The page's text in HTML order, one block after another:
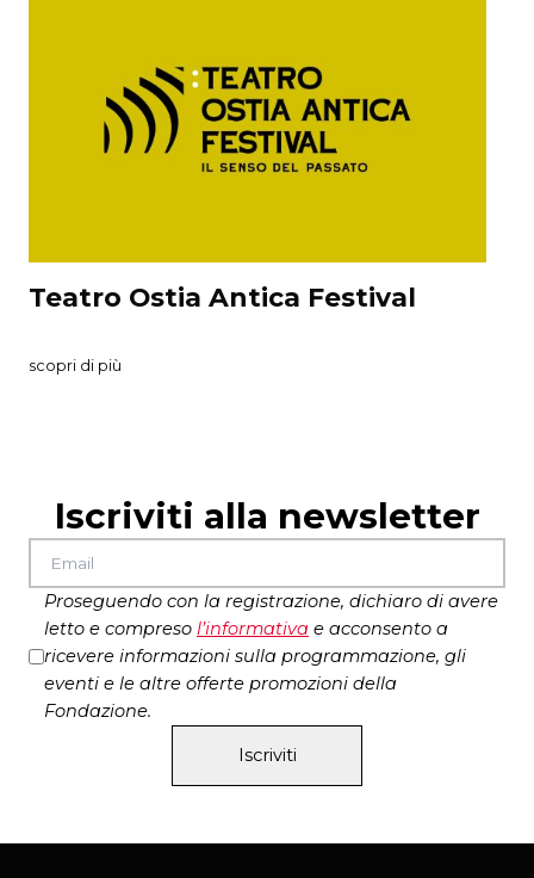
Teatro Ostia Antica Festival
scopri di più
Iscriviti alla newsletter
Proseguendo con la registrazione, dichiaro di avere
letto e compreso l’informativa e acconsento a
ricevere informazioni sulla programmazione, gli
eventi e le altre offerte promozioni della
Fondazione.
Iscriviti